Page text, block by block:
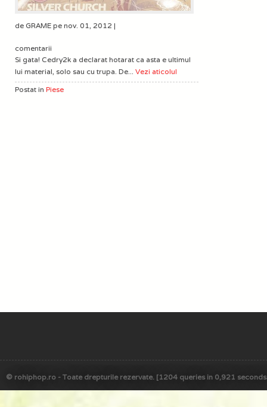
de GRAME pe nov. 01, 2012 |
comentarii
Si gata! Cedry2k a declarat hotarat ca asta e ultimul
lui material, solo sau cu trupa. De... Vezi aticolul
Postat in Piese
© rohiphop.ro - Toate drepturile rezervate. [1204 queries in 0,921